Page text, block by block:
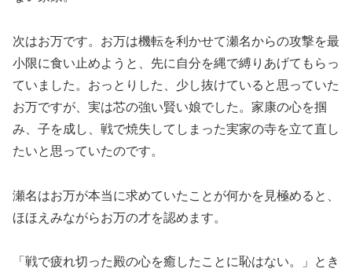
次はお万です。お万は機転を利かせて瀬名からの攻撃を最
小限に食い止めようと、先に自分を縄で縛りあげてもらっ
ていました。おっとりした、少し抜けていると思っていた
お万ですが、実は芯の強い賢い娘でした。家康の心を掴
み、子を成し、戦で焼失してしまった実家の寺を立て直し
たいと思っていたのです。
瀬名はお万が本当に求めていたことが何かを見極めると、
ほほえみながらお万の才を認めます。
「戦で疲れ切った殿の心を癒したことに恥はない。」とき